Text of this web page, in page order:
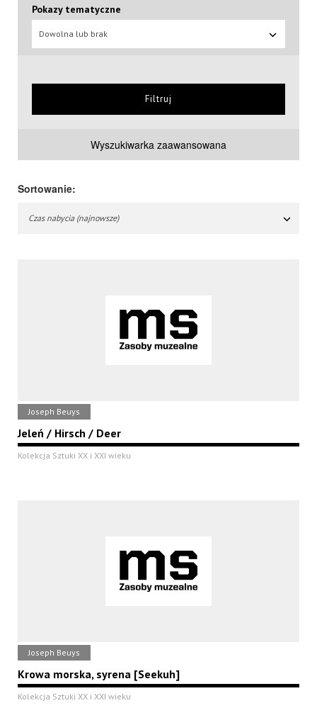
Pokazy tematyczne
Dowolna lub brak
Filtruj
Wyszukiwarka zaawansowana
Sortowanie:
Czas nabycia (najnowsze)
Joseph Beuys
Jeleń / Hirsch / Deer
Kolekcja Sztuki XX i XXI wieku
Joseph Beuys
Krowa morska, syrena [Seekuh]
Kolekcja Sztuki XX i XXI wieku